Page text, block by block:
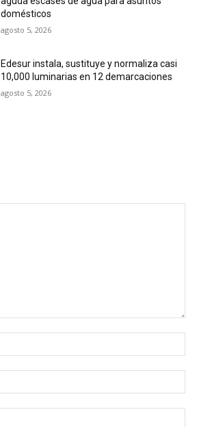
domésticos
agosto 5, 2026
Edesur instala, sustituye y normaliza casi
10,000 luminarias en 12 demarcaciones
agosto 5, 2026